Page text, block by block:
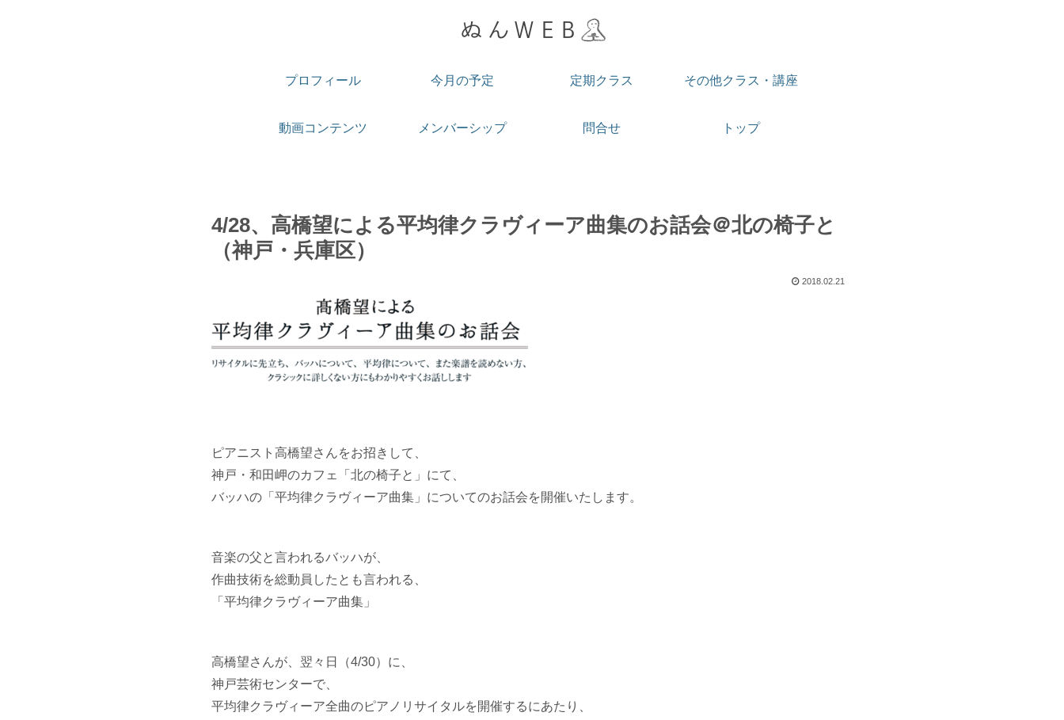
プロフィール 今月の予定 定期クラス その他クラス・講座
動画コンテンツ メンバーシップ 問合せ トップ
4/28、高橋望による平均律クラヴィーア曲集のお話会＠北の椅子と
（神戸・兵庫区）
2018.02.21
ピアニスト高橋望さんをお招きして、
神戸・和田岬のカフ ェ「北の椅子と」にて、
バッハの「平均律クラヴィーア曲集」についてのお話会を開催いたします。
音楽の父と言われるバッハが、
作曲技術を総動員したとも言われる、
「平均律クラヴィーア曲集」
高橋望さんが、翌々日（4/30）に、
神戸芸術センターで、
平均律クラヴィーア全曲のピアノリサイタルを開催するにあたり、